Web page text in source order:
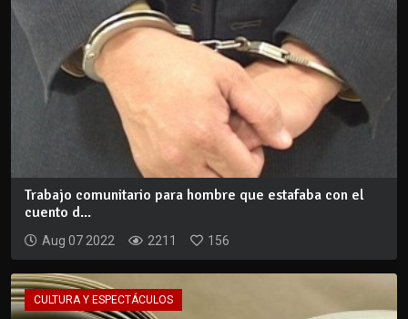
Trabajo comunitario para hombre que estafaba con el
cuento d...
Aug 07 2022 2211 156
CULTURA Y ESPECTÁCULOS